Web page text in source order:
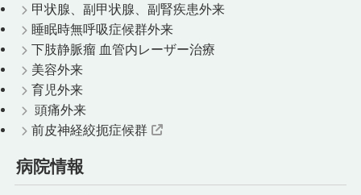
甲状腺、副甲状腺、副腎疾患外来
睡眠時無呼吸症候群外来
下肢静脈瘤 血管内レーザー治療
美容外来
育児外来
頭痛外来
前皮神経絞扼症候群
病院情報